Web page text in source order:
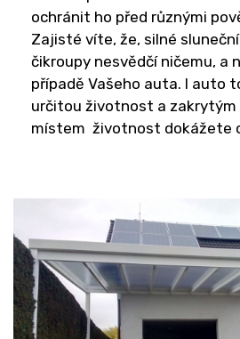
ochránit ho před různými
Zajisté víte, že, silné
čikroupy nesvědčí ničemu, a
případě Vašeho auta. I auto
určitou životnost a zakrytým
místem životnost dokážete